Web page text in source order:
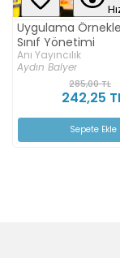
Uygulama
Sınıf Yönetimi
Anı Yayıncılık
Aydın Balyer
285,00 TL
242,25
Sepete Ekle